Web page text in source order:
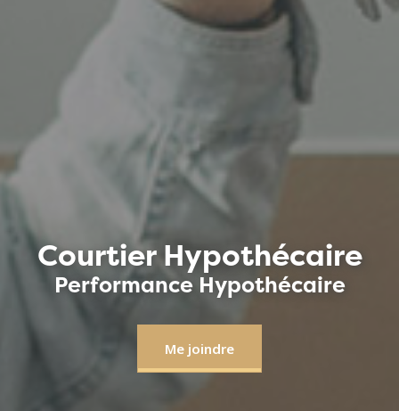
Courtier Hypothécaire
Performance Hypothécaire
Me joindre